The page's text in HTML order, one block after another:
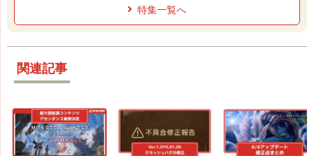
特集一覧へ
関連記事